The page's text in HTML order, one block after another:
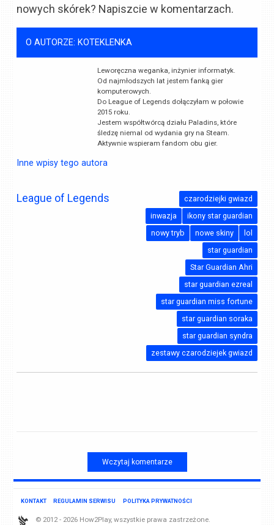
nowych skórek? Napiszcie w komentarzach.
O AUTORZE: KOTEKLENKA
Leworęczna weganka, inżynier informatyk.
Od najmłodszych lat jestem fanką gier
komputerowych.
Do League of Legends dołączyłam w połowie
2015 roku.
Jestem współtwórcą działu Paladins, które
śledzę niemal od wydania gry na Steam.
Aktywnie wspieram fandom obu gier.
Inne wpisy tego autora
League of Legends
czarodziejki gwiazd
ikony star guardian
inwazja
lol
nowe skiny
nowy tryb
star guardian
Star Guardian Ahri
star guardian ezreal
star guardian miss fortune
star guardian soraka
star guardian syndra
zestawy czarodziejek gwiazd
Wczytaj komentarze
KONTAKT REGULAMIN SERWISU POLITYKA PRYWATNOŚCI
© 2012 - 2026 How2Play, wszystkie prawa zastrzeżone.